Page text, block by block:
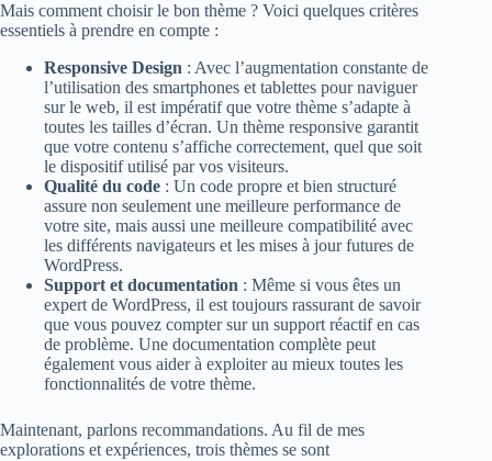
Mais comment choisir le bon thème ? Voici quelques critères
essentiels à prendre en compte :
Responsive Design : Avec l’augmentation constante de
l’utilisation des smartphones et tablettes pour naviguer
sur le web, il est impératif que votre thème s’adapte à
toutes les tailles d’écran. Un thème responsive garantit
que votre contenu s’affiche correctement, quel que soit
le dispositif utilisé par vos visiteurs.
Qualité du code : Un code propre et bien structuré
assure non seulement une meilleure performance de
votre site, mais aussi une meilleure compatibilité avec
les différents navigateurs et les mises à jour futures de
WordPress.
Support et documentation : Même si vous êtes un
expert de WordPress, il est toujours rassurant de savoir
que vous pouvez compter sur un support réactif en cas
de problème. Une documentation complète peut
également vous aider à exploiter au mieux toutes les
fonctionnalités de votre thème.
Maintenant, parlons recommandations. Au fil de mes
explorations et expériences, trois thèmes se sont